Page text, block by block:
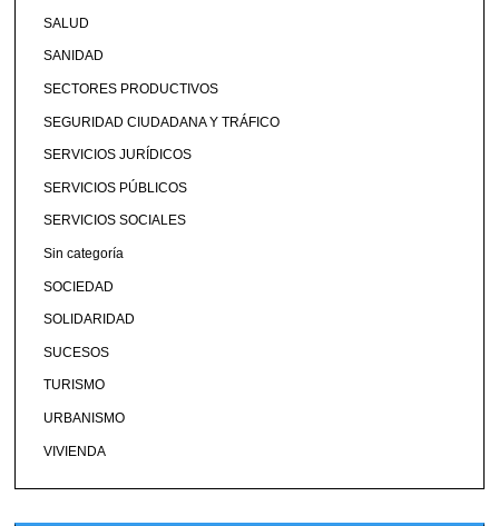
SALUD
SANIDAD
SECTORES PRODUCTIVOS
SEGURIDAD CIUDADANA Y TRÁFICO
SERVICIOS JURÍDICOS
SERVICIOS PÚBLICOS
SERVICIOS SOCIALES
Sin categoría
SOCIEDAD
SOLIDARIDAD
SUCESOS
TURISMO
URBANISMO
VIVIENDA